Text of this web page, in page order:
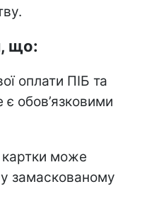
що:
оплати ПІБ та
обов’язковими
картки може
замаскованому